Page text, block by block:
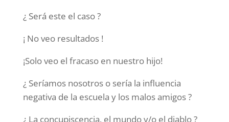
¿ Será este el caso ?
¡ No veo resultados !
¡Solo veo el fracaso en nuestro hijo!
¿ Seríamos nosotros o sería la influencia
negativa de la escuela y los malos amigos ?
¿ La concupiscencia, el mundo y/o el diablo ?